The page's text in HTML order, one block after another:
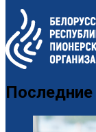
Последние